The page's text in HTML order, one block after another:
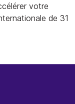
votre
de 31